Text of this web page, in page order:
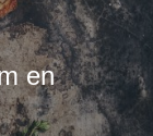
en